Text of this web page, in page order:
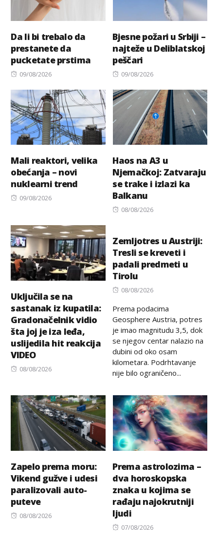
Da li bi trebalo da
prestanete da
pucketate prstima
Posted
09/08/2026
Bjesne požari u Srbiji –
najteže u Deliblatskoj
peščari
Posted
09/08/2026
Mali reaktori, velika
obećanja – novi
nuklearni trend
Posted
09/08/2026
Haos na A3 u
Njemačkoj: Zatvaraju
se trake i izlazi ka
Balkanu
Posted
08/08/2026
Uključila se na
sastanak iz kupatila:
Gradonačelnik vidio
šta joj je iza leđa,
uslijedila hit reakcija
VIDEO
Posted
08/08/2026
Zemljotres u Austriji:
Tresli se kreveti i
padali predmeti u
Tirolu
Posted
08/08/2026
Prema podacima
Geosphere Austria, potres
je imao magnitudu 3,5, dok
se njegov centar nalazio na
dubini od oko osam
kilometara. Podrhtavanje
nije bilo ograničeno...
Zapelo prema moru:
Vikend gužve i udesi
paralizovali auto-
puteve
Posted
08/08/2026
Prema astrolozima –
dva horoskopska
znaka u kojima se
rađaju najokrutniji
ljudi
Posted
07/08/2026